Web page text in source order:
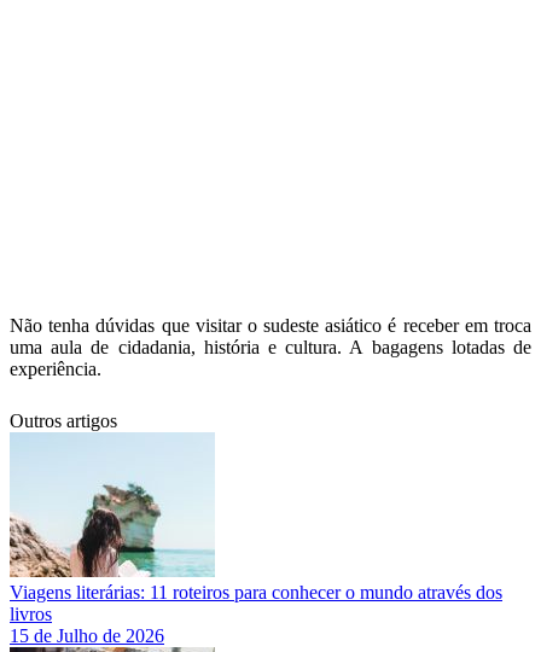
Não tenha dúvidas que visitar o sudeste asiático é receber em troca
uma aula de cidadania, história e cultura. A bagagens lotadas de
experiência.
Outros artigos
Viagens literárias: 11 roteiros para conhecer o mundo através dos
livros
15 de Julho de 2026